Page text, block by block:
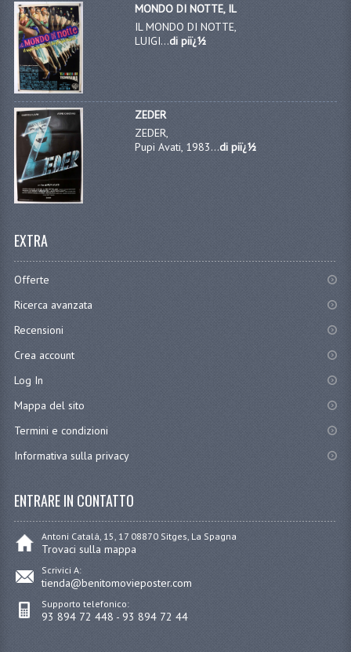
MONDO DI NOTTE, IL
IL MONDO DI NOTTE,
LUIGI...di piï¿½
ZEDER
ZEDER,
Pupi Avati, 1983...di piï¿½
EXTRA
Offerte
Ricerca avanzata
Recensioni
Crea account
Log In
Mappa del sito
Termini e condizioni
Informativa sulla privacy
ENTRARE IN CONTATTO
Antoni Catalá, 15, 17 08870 Sitges, La Spagna
Trovaci sulla mappa
Scrivici A:
tienda@benitomovieposter.com
Supporto telefonico:
93 894 72 448 - 93 894 72 44